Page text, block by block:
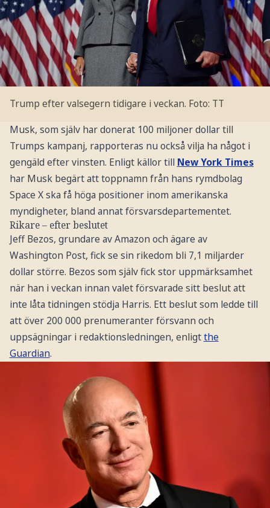
Trump efter valsegern tidigare i veckan. Foto: TT
Musk, som själv har donerat 100 miljoner dollar till
Trumps kampanj, rapporteras nu också vilja ha något i
gengäld efter vinsten. Enligt källor till New York Times
har Musk begärt att toppnamn från hans rymdbolag
Space X ska få höga positioner inom amerikanska
myndigheter, bland annat försvarsdepartementet.
Rikare – efter beslutet
Jeff Bezos, grundare av Amazon och ägare av
Washington Post, fick se sin rikedom bli 7,1 miljarder
dollar större. Bezos som själv fick stor uppmärksamhet
när han i veckan innan valet försvarade sitt beslut att
inte låta tidningen stödja Harris. Ett beslut som ledde till
att över 200 000 prenumeranter försvann och
uppsägningar i redaktionsledningen, enligtthe
Guardian.